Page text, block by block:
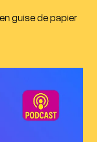
guise de papier